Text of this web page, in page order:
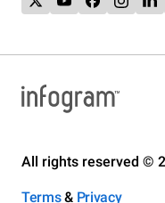
All rights reserved ©
Terms& Privacy